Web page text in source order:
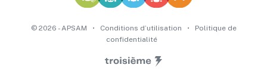
© 2026 - APSAM • Conditions d’utilisation •
Politique de
confidentialité